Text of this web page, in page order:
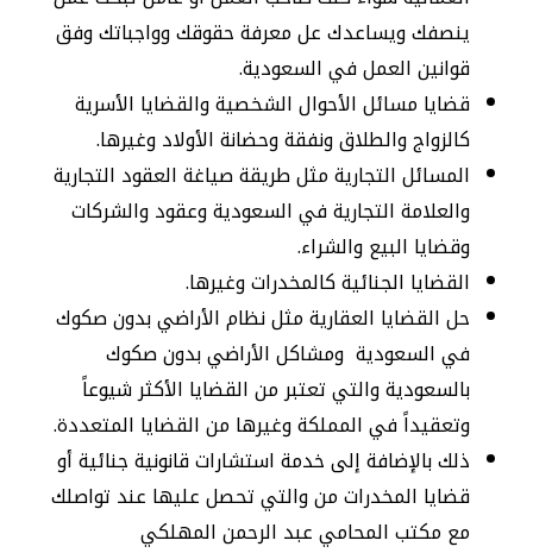
ينصفك ويساعدك عل معرفة حقوقك وواجباتك وفق
قوانين العمل في السعودية.
قضايا مسائل الأحوال الشخصية والقضايا الأسرية
كالزواج والطلاق ونفقة وحضانة الأولاد وغيرها.
المسائل التجارية مثل طريقة صياغة العقود التجارية
والعلامة التجارية في السعودية وعقود والشركات
وقضايا البيع والشراء.
القضايا الجنائية كالمخدرات وغيرها.
حل القضايا العقارية مثل نظام الأراضي بدون صكوك
في السعودية ومشاكل الأراضي بدون صكوك
بالسعودية والتي تعتبر من القضايا الأكثر شيوعاً
وتعقيداً في المملكة وغيرها من القضايا المتعددة.
ذلك بالإضافة إلى خدمة استشارات قانونية جنائية أو
قضايا المخدرات من والتي تحصل عليها عند تواصلك
مع مكتب المحامي عبد الرحمن المهلكي